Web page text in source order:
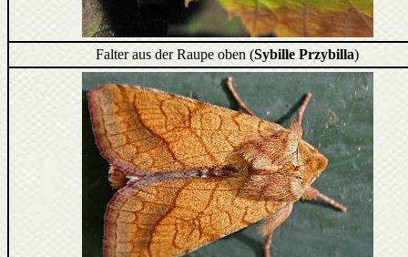
Falter aus der Raupe oben (Sybille Przybilla)